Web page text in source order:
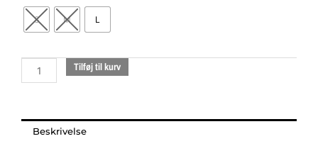
S M L
Crew
Neck
White
antal
Tilføj til kurv
Beskrivelse